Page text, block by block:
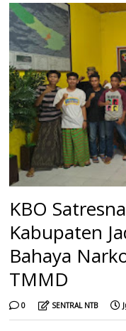
KBO
Kabupaten
Bahaya
TMMD
0 SENTRAL NTB